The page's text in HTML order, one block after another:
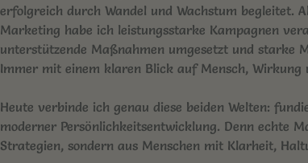
erfolgreich durch Wandel und Wachstum begleitet.
Marketing habe ich leistungsstarke Kampagnen
unterstützende Maßnahmen umgesetzt und starke
Immer mit einem klaren Blick auf Mensch, Wirkung
Heute verbinde ich genau diese beiden Welten:
moderner Persönlichkeitsentwicklung. Denn echte
Strategien, sondern aus Menschen mit Klarheit,